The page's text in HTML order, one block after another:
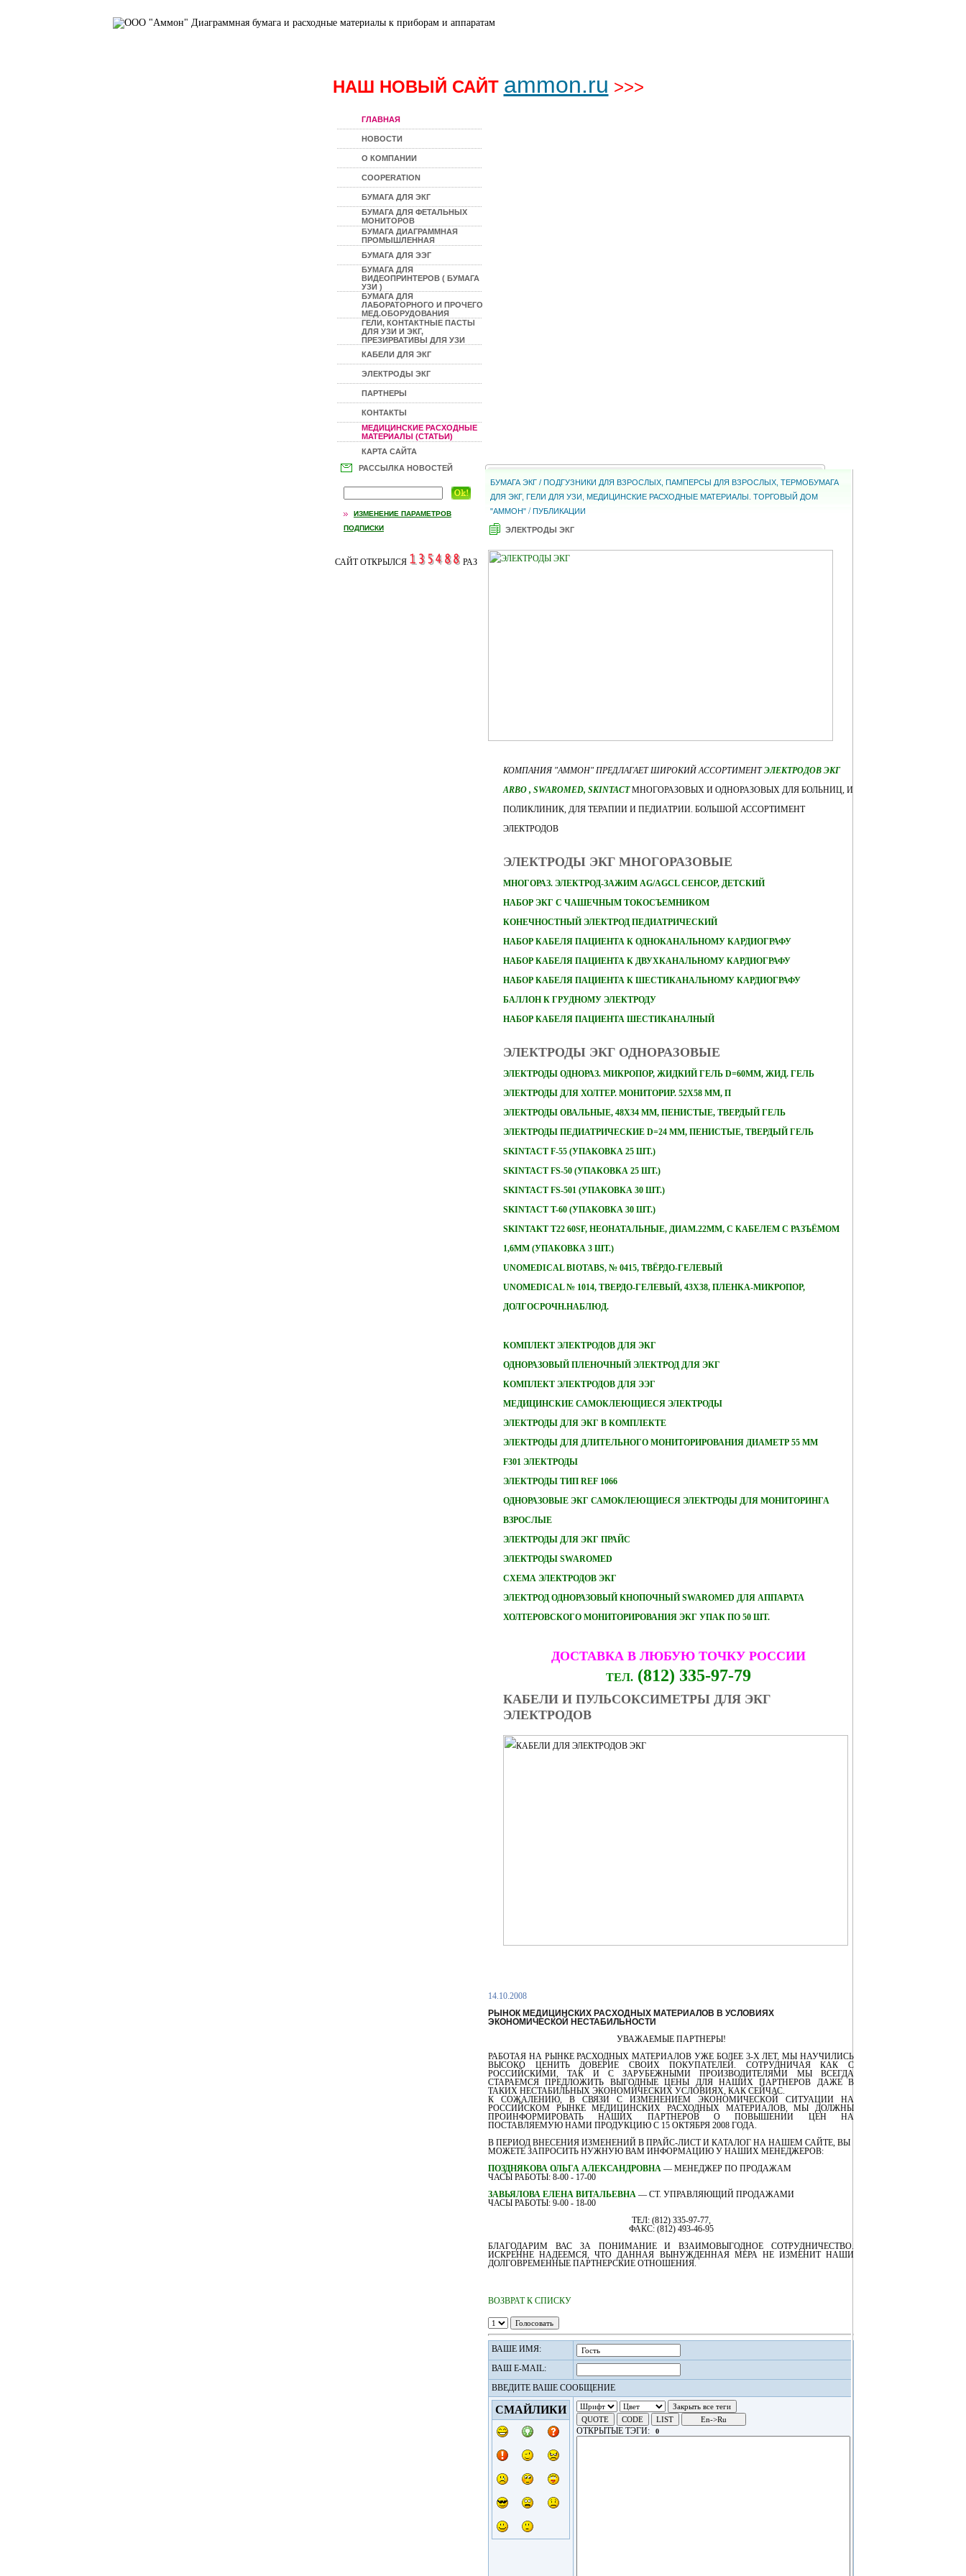
НАШ НОВЫЙ САЙТ ammon.ru >>>
ГЛАВНАЯ
НОВОСТИ
О КОМПАНИИ
COOPERATION
БУМАГА ДЛЯ ЭКГ
БУМАГА ДЛЯ ФЕТАЛЬНЫХ
МОНИТОРОВ
БУМАГА ДИАГРАММНАЯ
ПРОМЫШЛЕННАЯ
БУМАГА ДЛЯ ЭЭГ
БУМАГА ДЛЯ
ВИДЕОПРИНТЕРОВ ( БУМАГА
УЗИ )
БУМАГА ДЛЯ
ЛАБОРАТОРНОГО И ПРОЧЕГО
МЕД.ОБОРУДОВАНИЯ
ГЕЛИ, КОНТАКТНЫЕ ПАСТЫ
ДЛЯ УЗИ И ЭКГ,
ПРЕЗИРВАТИВЫ ДЛЯ УЗИ
КАБЕЛИ ДЛЯ ЭКГ
ЭЛЕКТРОДЫ ЭКГ
ПАРТНЕРЫ
КОНТАКТЫ
МЕДИЦИНСКИЕ РАСХОДНЫЕ
МАТЕРИАЛЫ (СТАТЬИ)
КАРТА САЙТА
РАССЫЛКА НОВОСТЕЙ
ИЗМЕНЕНИЕ ПАРАМЕТРОВ
ПОДПИСКИ
САЙТ ОТКРЫЛСЯ РАЗ
БУМАГА ЭКГ / ПОДГУЗНИКИ ДЛЯ ВЗРОСЛЫХ, ПАМПЕРСЫ ДЛЯ ВЗРОСЛЫХ, ТЕРМОБУМАГА
ДЛЯ ЭКГ, ГЕЛИ ДЛЯ УЗИ, МЕДИЦИНСКИЕ РАСХОДНЫЕ МАТЕРИАЛЫ. ТОРГОВЫЙ ДОМ
"АММОН" /ПУБЛИКАЦИИ
ЭЛЕКТРОДЫ ЭКГ
КОМПАНИЯ "АММОН" ПРЕДЛАГАЕТ ШИРОКИЙ АССОРТИМЕНТЭЛЕКТРОДОВ ЭКГ
ARBO , SWAROMED, SKINTACTМНОГОРАЗОВЫХ И ОДНОРАЗОВЫХ ДЛЯ БОЛЬНИЦ, И
ПОЛИКЛИНИК, ДЛЯ ТЕРАПИИ И ПЕДИАТРИИ. БОЛЬШОЙ АССОРТИМЕНТ
ЭЛЕКТРОДОВ
ЭЛЕКТРОДЫ ЭКГ МНОГОРАЗОВЫЕ
МНОГОРАЗ. ЭЛЕКТРОД-ЗАЖИМ AG/AGCL СЕНСОР, ДЕТСКИЙ
НАБОР ЭКГ С ЧАШЕЧНЫМ ТОКОСЪЕМНИКОМ
КОНЕЧНОСТНЫЙ ЭЛЕКТРОД ПЕДИАТРИЧЕСКИЙ
НАБОР КАБЕЛЯ ПАЦИЕНТА К ОДНОКАНАЛЬНОМУ КАРДИОГРАФУ
НАБОР КАБЕЛЯ ПАЦИЕНТА К ДВУХКАНАЛЬНОМУ КАРДИОГРАФУ
НАБОР КАБЕЛЯ ПАЦИЕНТА К ШЕСТИКАНАЛЬНОМУ КАРДИОГРАФУ
БАЛЛОН К ГРУДНОМУ ЭЛЕКТРОДУ
НАБОР КАБЕЛЯ ПАЦИЕНТА ШЕСТИКАНАЛНЫЙ
ЭЛЕКТРОДЫ ЭКГ ОДНОРАЗОВЫЕ
ЭЛЕКТРОДЫ ОДНОРАЗ. МИКРОПОР, ЖИДКИЙ ГЕЛЬ D=60ММ, ЖИД. ГЕЛЬ
ЭЛЕКТРОДЫ ДЛЯ ХОЛТЕР. МОНИТОРИР. 52Х58 ММ, П
ЭЛЕКТРОДЫ ОВАЛЬНЫЕ, 48Х34 ММ, ПЕНИСТЫЕ, ТВЕРДЫЙ ГЕЛЬ
ЭЛЕКТРОДЫ ПЕДИАТРИЧЕСКИЕ D=24 ММ, ПЕНИСТЫЕ, ТВЕРДЫЙ ГЕЛЬ
SKINTACT F-55 (УПАКОВКА 25 ШТ.)
SKINTACT FS-50 (УПАКОВКА 25 ШТ.)
SKINTACT FS-501 (УПАКОВКА 30 ШТ.)
SKINTACT T-60 (УПАКОВКА 30 ШТ.)
SKINTAKT T22 60SF, НЕОНАТАЛЬНЫЕ, ДИАМ.22ММ, С КАБЕЛЕМ С РАЗЪЁМОМ
1,6ММ (УПАКОВКА 3 ШТ.)
UNOMEDICAL BIOTABS, № 0415, ТВЁРДО-ГЕЛЕВЫЙ
UNOMEDICAL № 1014, ТВЕРДО-ГЕЛЕВЫЙ, 43Х38, ПЛЕНКА-МИКРОПОР,
ДОЛГОСРОЧН.НАБЛЮД.
КОМПЛЕКТ ЭЛЕКТРОДОВ ДЛЯ ЭКГ
ОДНОРАЗОВЫЙ ПЛЕНОЧНЫЙ ЭЛЕКТРОД ДЛЯ ЭКГ
КОМПЛЕКТ ЭЛЕКТРОДОВ ДЛЯ ЭЭГ
МЕДИЦИНСКИЕ САМОКЛЕЮЩИЕСЯ ЭЛЕКТРОДЫ
ЭЛЕКТРОДЫ ДЛЯ ЭКГ В КОМПЛЕКТЕ
ЭЛЕКТРОДЫ ДЛЯ ДЛИТЕЛЬНОГО МОНИТОРИРОВАНИЯ ДИАМЕТР 55 ММ
F301 ЭЛЕКТРОДЫ
ЭЛЕКТРОДЫ ТИП REF 1066
ОДНОРАЗОВЫЕ ЭКГ САМОКЛЕЮЩИЕСЯ ЭЛЕКТРОДЫ ДЛЯ МОНИТОРИНГА
ВЗРОСЛЫЕ
ЭЛЕКТРОДЫ ДЛЯ ЭКГ ПРАЙС
ЭЛЕКТРОДЫ SWAROMED
СХЕМА ЭЛЕКТРОДОВ ЭКГ
ЭЛЕКТРОД ОДНОРАЗОВЫЙ КНОПОЧНЫЙ SWAROMED ДЛЯ АППАРАТА
ХОЛТЕРОВСКОГО МОНИТОРИРОВАНИЯ ЭКГ УПАК ПО 50 ШТ.
ДОСТАВКА В ЛЮБУЮ ТОЧКУ РОССИИ
ТЕЛ. (812) 335-97-79
КАБЕЛИ И ПУЛЬСОКСИМЕТРЫ ДЛЯ ЭКГ
ЭЛЕКТРОДОВ
14.10.2008
РЫНОК МЕДИЦИНСКИХ РАСХОДНЫХ МАТЕРИАЛОВ В УСЛОВИЯХ
ЭКОНОМИЧЕСКОЙ НЕСТАБИЛЬНОСТИ
УВАЖАЕМЫЕ ПАРТНЕРЫ!
РАБОТАЯ НА РЫНКЕ РАСХОДНЫХ МАТЕРИАЛОВ УЖЕ БОЛЕЕ 3-Х ЛЕТ, МЫ НАУЧИЛИСЬ
ВЫСОКО ЦЕНИТЬ ДОВЕРИЕ СВОИХ ПОКУПАТЕЛЕЙ. СОТРУДНИЧАЯ КАК С
РОССИЙСКИМИ, ТАК И С ЗАРУБЕЖНЫМИ ПРОИЗВОДИТЕЛЯМИ МЫ ВСЕГДА
СТАРАЕМСЯ ПРЕДЛОЖИТЬ ВЫГОДНЫЕ ЦЕНЫ ДЛЯ НАШИХ ПАРТНЕРОВ ДАЖЕ В
ТАКИХ НЕСТАБИЛЬНЫХ ЭКОНОМИЧЕСКИХ УСЛОВИЯХ, КАК СЕЙЧАС.
К СОЖАЛЕНИЮ, В СВЯЗИ С ИЗМЕНЕНИЕМ ЭКОНОМИЧЕСКОЙ СИТУАЦИИ НА
РОССИЙСКОМ РЫНКЕ МЕДИЦИНСКИХ РАСХОДНЫХ МАТЕРИАЛОВ, МЫ ДОЛЖНЫ
ПРОИНФОРМИРОВАТЬ НАШИХ ПАРТНЕРОВ О ПОВЫШЕНИИ ЦЕН НА
ПОСТАВЛЯЕМУЮ НАМИ ПРОДУКЦИЮ C 15 ОКТЯБРЯ 2008 ГОДА.
В ПЕРИОД ВНЕСЕНИЯ ИЗМЕНЕНИЙ В ПРАЙС-ЛИСТ И КАТАЛОГ НА НАШЕМ САЙТЕ, ВЫ
МОЖЕТЕ ЗАПРОСИТЬ НУЖНУЮ ВАМ ИНФОРМАЦИЮ У НАШИХ МЕНЕДЖЕРОВ:
ПОЗДНЯКОВА ОЛЬГА АЛЕКСАНДРОВНА — МЕНЕДЖЕР ПО ПРОДАЖАМ
ЧАСЫ РАБОТЫ: 8-00 - 17-00
ЗАВЬЯЛОВА ЕЛЕНА ВИТАЛЬЕВНА — СТ. УПРАВЛЯЮЩИЙ ПРОДАЖАМИ
ЧАСЫ РАБОТЫ: 9-00 - 18-00
ТЕЛ: (812) 335-97-77,
ФАКС: (812) 493-46-95
БЛАГОДАРИМ ВАС ЗА ПОНИМАНИЕ И ВЗАИМОВЫГОДНОЕ СОТРУДНИЧЕСТВО.
ИСКРЕННЕ НАДЕЕМСЯ, ЧТО ДАННАЯ ВЫНУЖДЕННАЯ МЕРА НЕ ИЗМЕНИТ НАШИ
ДОЛГОВРЕМЕННЫЕ ПАРТНЕРСКИЕ ОТНОШЕНИЯ.
ВОЗВРАТ К СПИСКУ
ВАШЕ ИМЯ:
ВАШ E-MAIL:
ВВЕДИТЕ ВАШЕ СООБЩЕНИЕ
СМАЙЛИКИ
ОТКРЫТЫЕ ТЭГИ: